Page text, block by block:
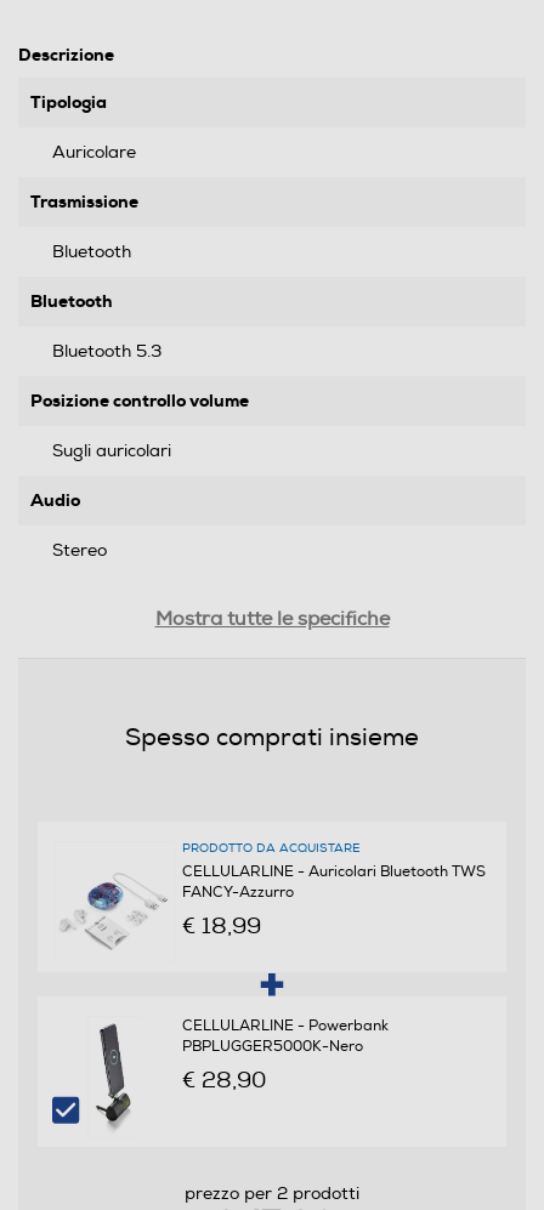
Descrizione
Tipologia
Auricolare
Trasmissione
Bluetooth
Bluetooth
Bluetooth 5.3
Posizione controllo volume
Sugli auricolari
Audio
Stereo
Lunghezza del cavo-cm
Auricolari in silicone di 3 misure
Alimentazione
Mostra tutte le specifiche
Spesso comprati insieme
PRODOTTO DA ACQUISTARE
CELLULARLINE - Auricolari Bluetooth TWS
FANCY-Azzurro
€ 18,99
CELLULARLINE - Powerbank
PBPLUGGER5000K-Nero
€ 28,90
prezzo per 2 prodotti